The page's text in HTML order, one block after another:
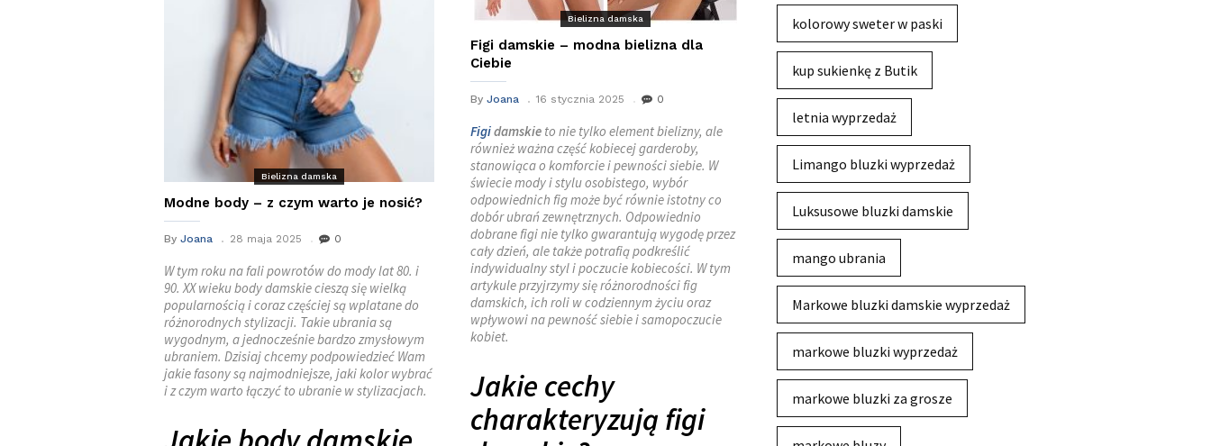
Bielizna damska
Modne body – z czym warto je nosić?
By Joana 28 maja 2025 0
W tym roku na fali powrotów do mody lat 80. i
90. XX wieku body damskie cieszą się wielką
popularnością i coraz częściej są wplatane do
różnorodnych stylizacji. Takie ubrania są
wygodnym, a jednocześnie bardzo zmysłowym
ubraniem. Dzisiaj chcemy podpowiedzieć Wam
jakie fasony są najmodniejsze, jaki kolor wybrać
i z czym warto łączyć to ubranie w stylizacjach.
Bielizna damska
Figi damskie – modna bielizna dla
Ciebie
By Joana 16 stycznia 2025 0
Figidamskie to nie tylko element bielizny, ale
również ważna część kobiecej garderoby,
stanowiąca o komforcie i pewności siebie. W
świecie mody i stylu osobistego, wybór
odpowiednich fig może być równie istotny co
dobór ubrań zewnętrznych. Odpowiednio
dobrane figi nie tylko gwarantują wygodę przez
cały dzień, ale także potrafią podkreślić
indywidualny styl i poczucie kobiecości. W tym
artykule przyjrzymy się różnorodności fig
damskich, ich roli w codziennym życiu oraz
wpływowi na pewność siebie i samopoczucie
kobiet.
Jakie cechy
charakteryzują figi
kolorowy sweter w paski
kup sukienkę z Butik
letnia wyprzedaż
Limango bluzki wyprzedaż
Luksusowe bluzki damskie
mango ubrania
Markowe bluzki damskie wyprzedaż
markowe bluzki wyprzedaż
markowe bluzki za grosze